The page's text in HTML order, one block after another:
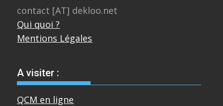
contact [AT] dekloo.net
Qui quoi ?
Mentions Légales
A visiter :
QCM en ligne